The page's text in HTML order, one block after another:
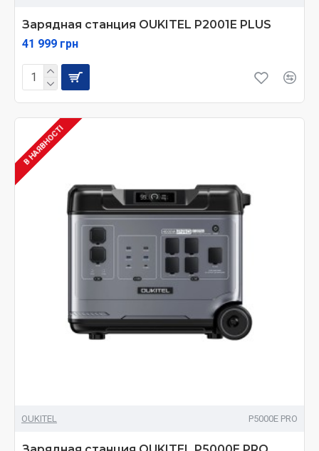
Зарядная станция OUKITEL P2001E PLUS
41 999 грн
В НАЯВНОСТІ
OUKITEL P5000E PRO